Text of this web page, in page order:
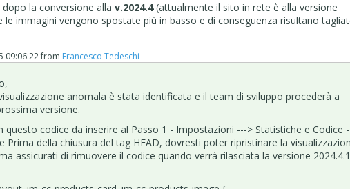
la conversione allav.2024.4(attualmente il sito in rete è alla versione
le immagini vengono spostate più in basso e di conseguenza risultano
09:06:22from Francesco Tedeschi
anomala è stata identificata e il team di sviluppo procederà a
versione.
questo codice da inserire al Passo 1 - Impostazioni ---> Statistiche e Codice
Prima della chiusura del tag HEAD, dovresti poter ripristinare la
assicurati di rimuovere il codice quando verrà rilasciata la versione